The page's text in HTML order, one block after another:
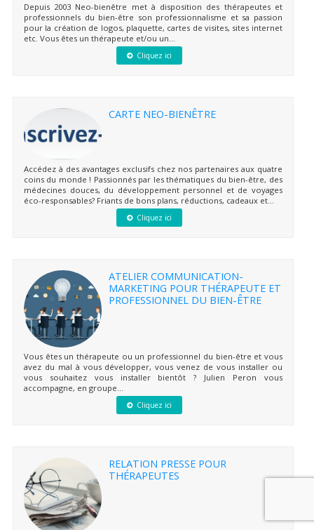
Depuis 2003 Neo-bienêtre met à disposition des thérapeutes et
professionnels du bien-être son professionnalisme et sa passion
pour la création de logos, plaquette, cartes de visites, sites internet
etc. Vous êtes un thérapeute et/ou un...
Cliquez ici
CARTE NEO-BIENÊTRE
Accédez à des avantages exclusifs chez nos partenaires aux quatre
coins du monde ! Passionnés par les thématiques du bien-être, des
médecines douces, du développement personnel et de voyages
éco-responsables? Friants de bons plans, réductions, cadeaux et...
Cliquez ici
ATELIER COMMUNICATION-
MARKETING POUR THÉRAPEUTE ET
PROFESSIONNEL DU BIEN-ÊTRE
Vous êtes un thérapeute ou un professionnel du bien-être et vous
avez du mal à vous développer, vous venez de vous installer ou
vous souhaitez vous installer bientôt ? Julien Peron vous
accompagne, en groupe...
Cliquez ici
RELATION PRESSE POUR
THÉRAPEUTES